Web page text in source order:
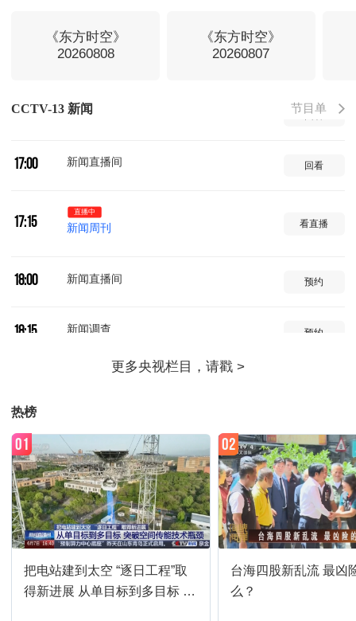
《东方时空》
20260808
《东方时空》
20260807
CCTV-13 新闻 节目单
午夜新闻
16:15 新闻调查 回看
17:00 新闻直播间 回看
17:15
直播中
新闻周刊 看直播
18:00 新闻直播间 预约
18:15 新闻调查 预约
19:21 预约
19:37 军情时间到 预约
20:00 新闻直播间 预约
20:15
热榜
把电站建到太空 “逐日工程”取
得新进展 从单目标到多目标 突
01
台海四股新乱流 最凶
么？
02